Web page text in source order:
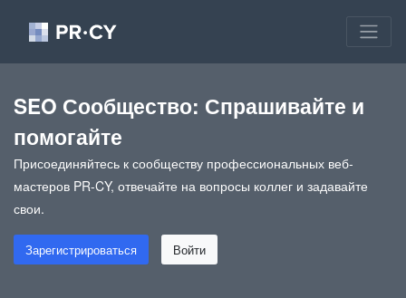
SEO Сообщество: Спрашивайте и
помогайте
Присоединяйтесь к сообществу профессиональных веб-
мастеров PR-CY, отвечайте на вопросы коллег и задавайте
свои.
Зарегистрироваться Войти